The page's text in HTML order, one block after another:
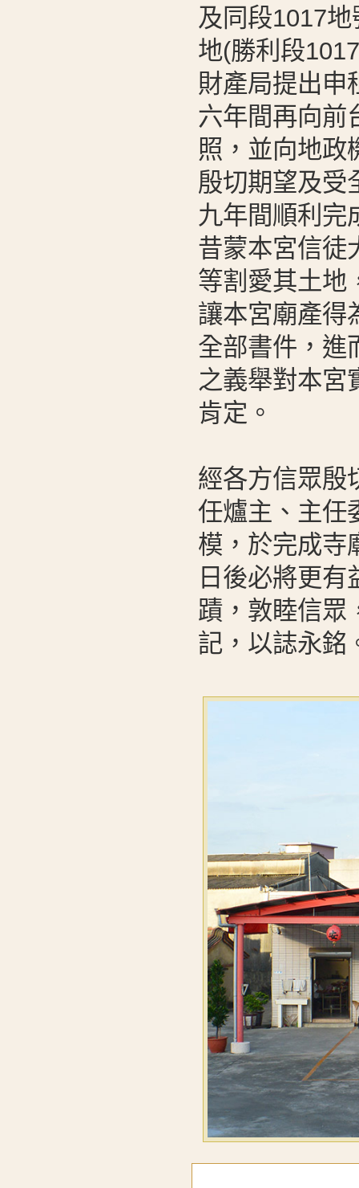
及同段1017
地(勝利段
財產局提出申
六年間再向前
照，並向地政
殷切期望及受
九年間順利完
昔蒙本宮信徒
等割愛其土地
讓本宮廟產得
全部書件，進
之義舉對本宮
肯定。
經各方信眾殷
任爐主、主任
模，於完成寺
日後必將更
蹟，敦睦信眾
記，以誌永銘